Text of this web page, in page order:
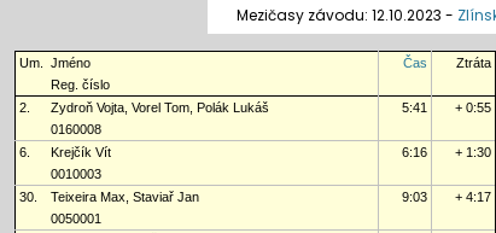
Mezičasy závodu: 12.10.2023 -
Um. Jméno Čas Ztráta
Reg. číslo
2.
Zydroň Vojta, Vorel Tom, Polák Lukáš 5:41 + 0:55
0160008
6.
Krejčík Vít 6:16 + 1:30
0010003
30.
Teixeira Max, Staviař Jan 9:03 + 4:17
0050001